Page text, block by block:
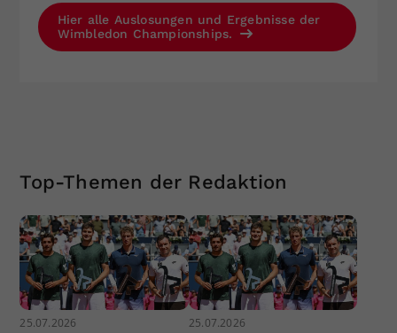
Hier alle Auslosungen und Ergebnisse der
Wimbledon Championships.
Top-Themen der Redaktion
25.07.2026 25.07.2026